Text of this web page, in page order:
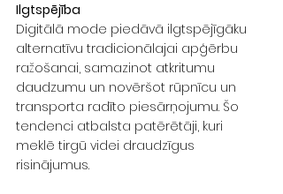
Ilgtspējība
Digitālā mode piedāvā ilgtspējīgāku
alternatīvu tradicionālajai apģērbu
ražošanai, samazinot atkritumu
daudzumu un novēršot rūpnīcu un
transporta radīto piesārņojumu. Šo
tendenci atbalsta patērētāji, kuri
meklē tirgū videi draudzīgus
risinājumus.